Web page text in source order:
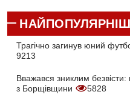
Трагічно загинув юний
9213
Вважався зниклим безвісти:
з Борщівщини
5828